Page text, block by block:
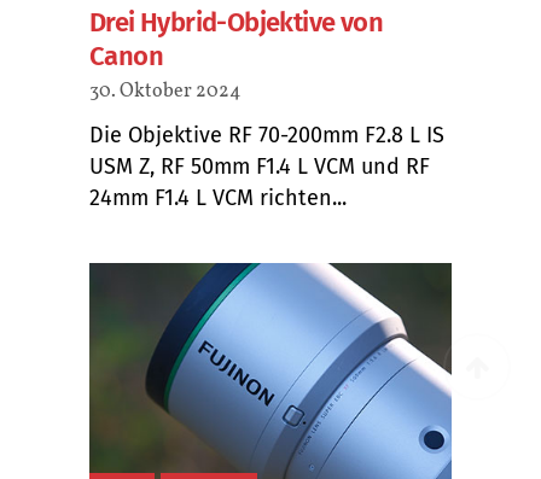
Drei Hybrid-Objektive von
Canon
30. Oktober 2024
Die Objektive RF 70-200mm F2.8 L IS
USM Z, RF 50mm F1.4 L VCM und RF
24mm F1.4 L VCM richten...